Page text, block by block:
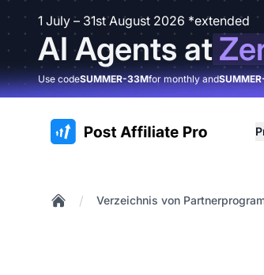
1 July – 31st August 2026 *extended
AI Agents at
Use codeSUMMER-33Mfor monthly and
:site.title
/ Verzeichnis von